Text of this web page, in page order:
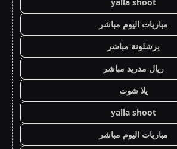
مباريات اليوم مباشر
برشلونة مباشر
ريال مدريد مباشر
يلا شوت
yalla shoot
مباريات اليوم مباشر